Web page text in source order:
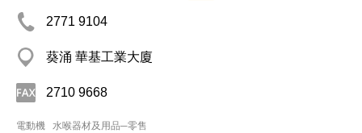
2771 9104
葵涌 華基工業大廈
2710 9668
電動機 水喉器材及用品─零售